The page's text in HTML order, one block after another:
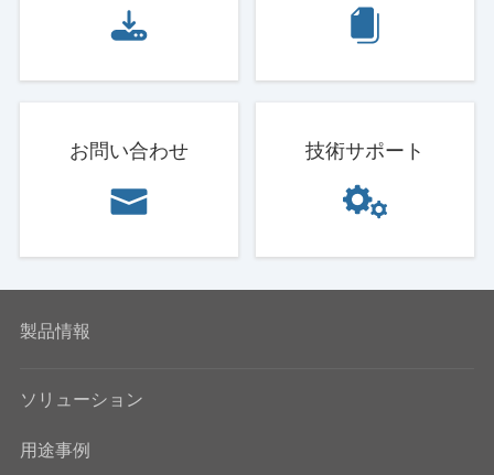
お問い合わせ 技術サポート
製品情報
ソリューション
用途事例